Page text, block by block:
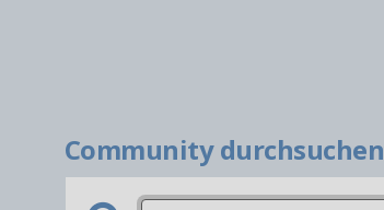
Community durchsuchen